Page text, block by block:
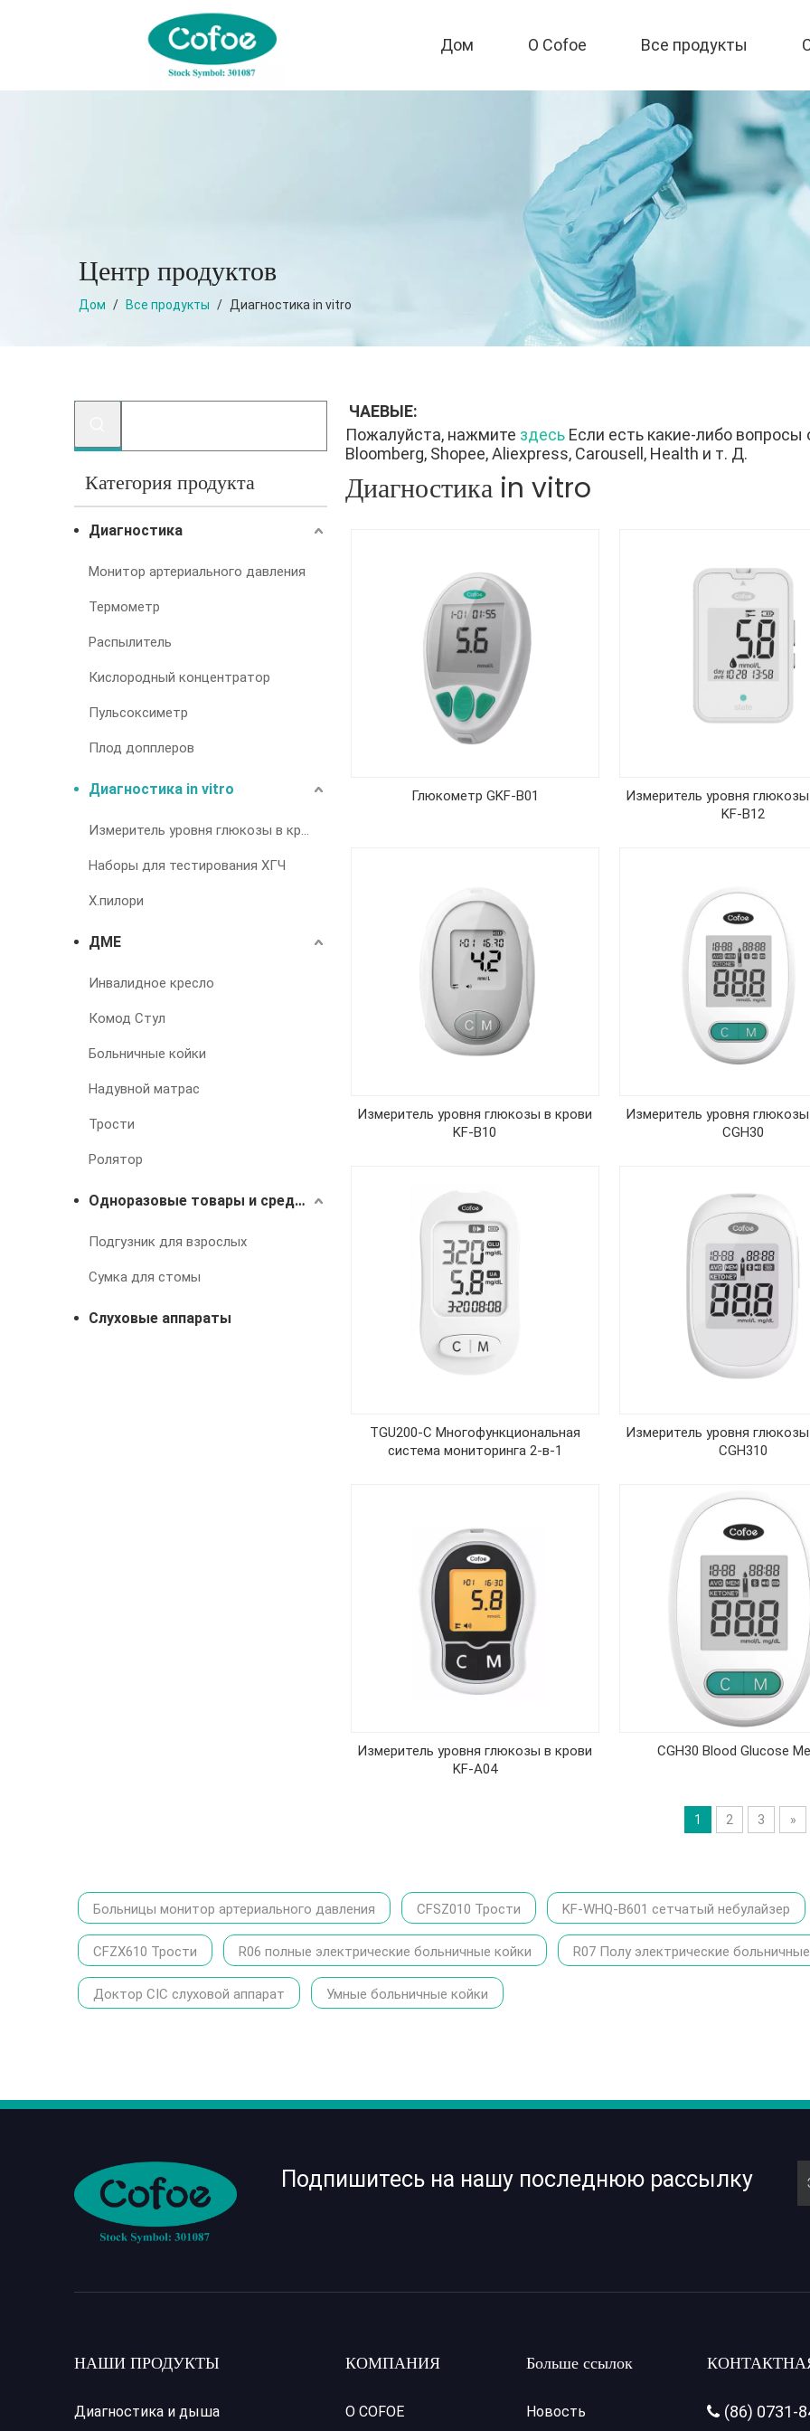
Дом О Cofoe Все продукты
Центр продуктов
Дом / Все продукты / Диагностика in vitro
Категория продукта
Диагностика
Монитор артериального давления
Термометр
Распылитель
Кислородный концентратор
Пульсоксиметр
Плод допплеров
Диагностика in vitro
Измеритель уровня глюкозы в крови
Наборы для тестирования ХГЧ
Х.пилори
ДМЕ
Инвалидное кресло
Комод Стул
Больничные койки
Надувной матрас
Трости
Ролятор
Одноразовые товары и средства для лечения недержания
Подгузник для взрослых
Сумка для стомы
Слуховые аппараты
ЧАЕВЫЕ:
Пожалуйста, нажмите здесь Если есть какие-либо
Bloomberg, Shopee, Aliexpress, Carousell, Health и т. Д.
Диагностика in vitro
Глюкометр GKF-B01
Измеритель уровня
KF-B12
Измеритель уровня глюкозы в крови
KF-B10
Измеритель уровня
CGH30
TGU200-C Многофункциональная
система мониторинга 2-в-1
Измеритель уровня
CGH310
Измеритель уровня глюкозы в крови
KF-A04
CGH30 Blood Glucose
1 2 3 »
Больницы монитор артериального давления CFSZ010 Трости KF-WHQ-B601 сетчатый небулайзер
CFZX610 Трости R06 полные электрические больничные койки R07 Полу электрические
Доктор CIC слуховой аппарат Умные больничные койки
Подпишитесь на нашу последнюю рассылку
НАШИ ПРОДУКТЫ
Диагностика и дыша
КОМПАНИЯ
О COFOE
Больше ссылок
Новость  (86) 0731-